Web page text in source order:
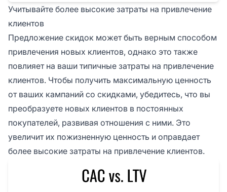
Учитывайте более высокие затраты на привлечение
клиентов
Предложение скидок может быть верным способом
привлечения новых клиентов, однако это также
повлияет на ваши типичные затраты на привлечение
клиентов. Чтобы получить максимальную ценность
от ваших кампаний со скидками, убедитесь, что вы
преобразуете новых клиентов в постоянных
покупателей, развивая отношения с ними. Это
увеличит их пожизненную ценность и оправдает
более высокие затраты на привлечение клиентов.